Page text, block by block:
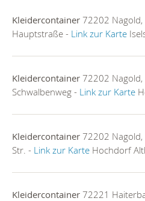
Kleidercontainer 72202 Nagold,
Hauptstraße - Link zur Karte
Kleidercontainer 72202
Schwalbenweg - Link zur Karte
Kleidercontainer 72202
Str. - Link zur Karte Hochdorf
Kleidercontainer 72221